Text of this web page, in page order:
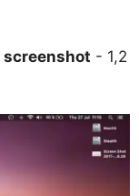
screenshot - 1,2